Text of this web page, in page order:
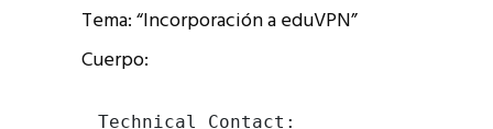
Tema: “Incorporación a eduVPN”
Cuerpo:
Technical Contact: